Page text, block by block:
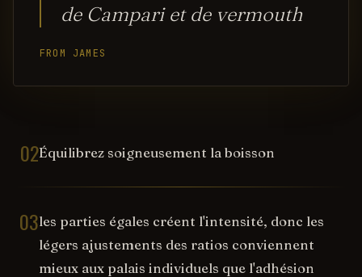
de Campari et de vermouth
FROM JAMES
02Équilibrez soigneusement la boisson
03les parties égales créent l'intensité, donc les
légers ajustements des ratios conviennent
mieux aux palais individuels que l'adhésion